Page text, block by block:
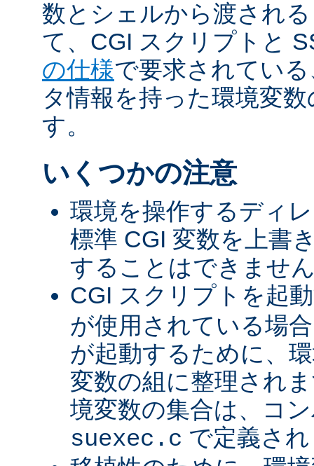
数とシェルから渡され
て、CGI スクリプトと
の仕様で要求されてい
タ情報を持った環境変
す。
いくつかの注意
環境を操作するディ
標準 CGI 変数を上書
することはできませ
CGI スクリプトを起
が使用されている場
が起動するために、
変数の組に整理され
境変数の集合は、コ
suexec.c で定義さ